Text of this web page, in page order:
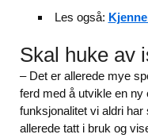
Les også:
Skal huke av
– Det er allerede mye
ferd med å utvikle en
funksjonalitet vi aldri
allerede tatt i bruk og